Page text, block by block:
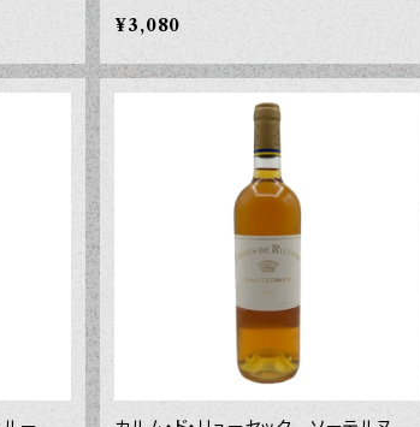
ｍｌ
¥3,080